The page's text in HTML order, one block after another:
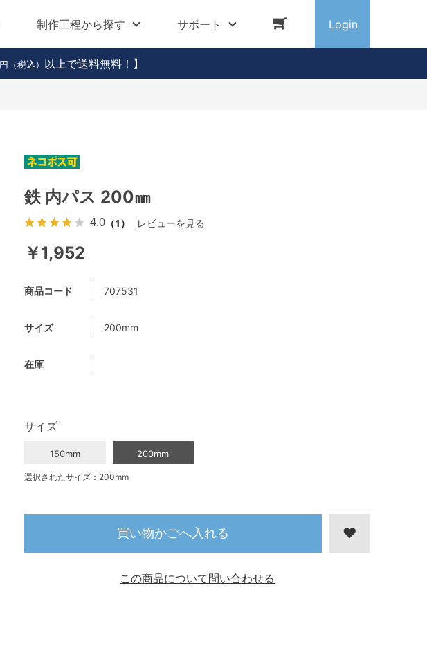
制作工程から探す サポート Login
円（税込） 以上で送料無料！】
鉄 内パス 200㎜
4.0 （1） レビューを見る
￥1,952
商品コード 707531
サイズ 200mm
在庫
サイズ
150mm 200mm
選択されたサイズ：200mm
買い物かごへ入れる
この商品について問い合わせる